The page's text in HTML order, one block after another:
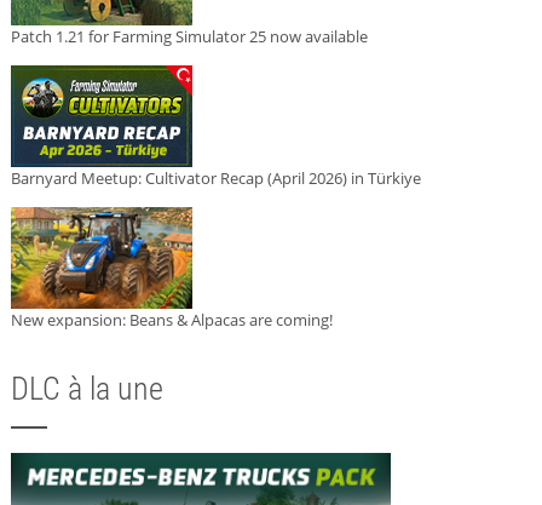
Patch 1.21 for Farming Simulator 25 now available
Barnyard Meetup: Cultivator Recap (April 2026) in Türkiye
New expansion: Beans & Alpacas are coming!
DLC à la une